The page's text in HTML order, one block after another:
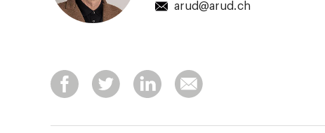
arud@arud.ch